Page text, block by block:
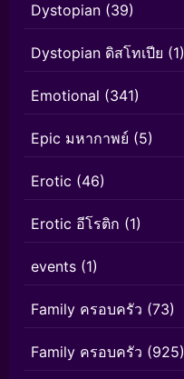
Dystopian (39)
Dystopian ดิสโทเปีย (1)
Emotional (341)
Epic มหากาพย์ (5)
Erotic (46)
Erotic อีโรติก (1)
events (1)
Family ครอบครัว (73)
Family ครอบครัว (925)